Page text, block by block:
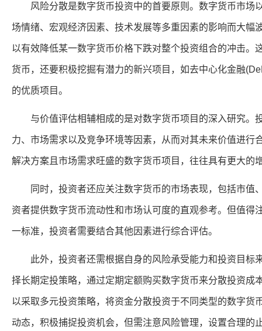
风险分散是数字货币投资中的首要原则。数字货币市场
场情绪、宏观经济因素、技术发展等多重因素的影响而大幅
以有效降低某一数字货币价格下跌对整个投资组合的冲击
货币，还要积极挖掘有潜力的新兴项目，如去中心化金融
的优质项目。
与价值评估相辅相成的是对数字货币项目的深入研究。
力、市场需求以及竞争环境等因素，从而对其未来价值进
解决方案且市场需求旺盛的数字货币项目，往往具有更大的
同时，投资者还应关注数字货币的市场表现，包括市值
资者提供数字货币流动性和市场认可度的直观参考。但值
一标准，投资者需要结合其他因素进行综合评估。
此外，投资者还需根据自身的风险承受能力和投资目标
择长期定投策略，通过定期定额购买数字货币来分散投资成
以采取多元投资策略，将资金分散投资于不同类型的数字货
动态，积极捕捉投资机会，但需注意风险管理，设置合理的